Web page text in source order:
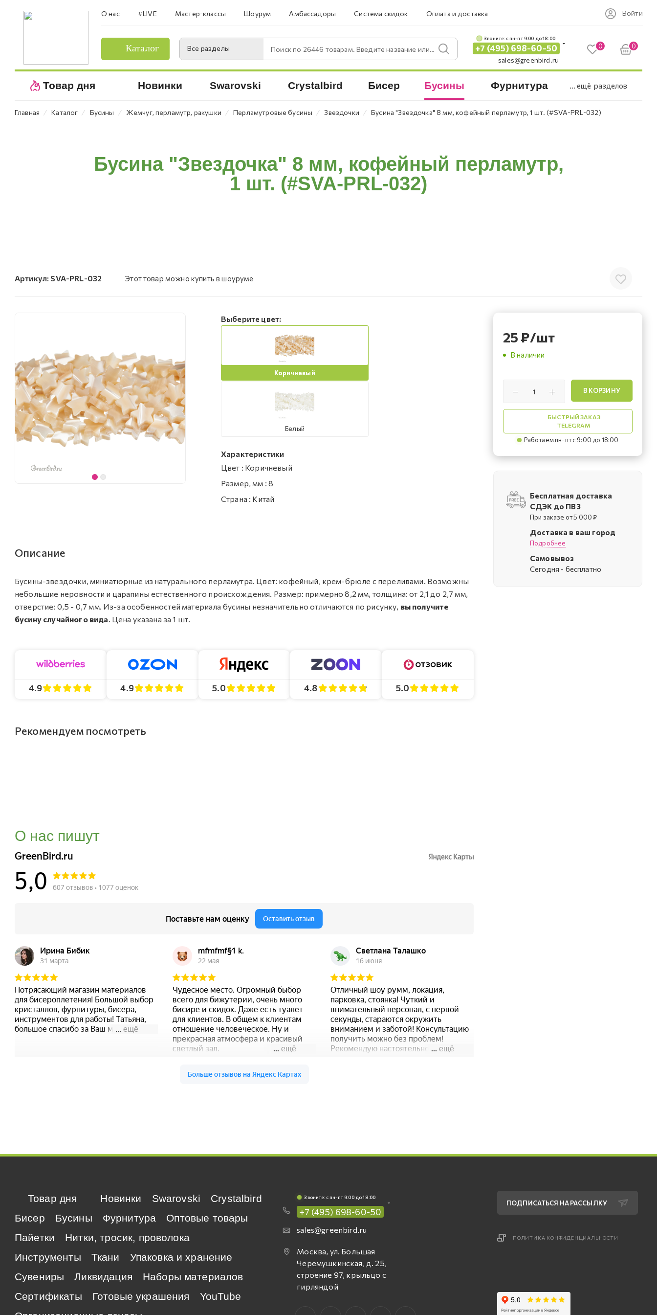
О нас #LIVE Мастер-классы Шоурум Амбассадоры Система скидок Оплата и доставка Войти
Каталог Все разделы Поиск по 26446 товарам. Введите название или артикул.
Звоните: c пн-пт 9:00 до 18:00
+7 (495) 698-60-50
sales@greenbird.ru
0 0
Товар дня Новинки Swarovski Crystalbird Бисер Бусины Фурнитура ... ещё разделов
Главная ⁄ Каталог ⁄ Бусины ⁄ Жемчуг, перламутр, ракушки ⁄ Перламутровые бусины ⁄ Звездочки ⁄ Бусина "Звездочка" 8 мм, кофейный перламутр, 1 шт. (#SVA-PRL-032)
Бусина "Звездочка" 8 мм, кофейный перламутр,
1 шт. (#SVA-PRL-032)
Артикул: SVA-PRL-032 Этот товар можно купить в шоуруме
Выберите цвет:
Коричневый
Белый
Характеристики
Цвет : Коричневый
Размер, мм : 8
Страна : Китай
Описание
Бусины-звездочки, миниатюрные из натурального перламутра. Цвет: кофейный, крем-брюле с переливами. Возможны
небольшие неровности и царапины естественного происхождения. Размер: примерно 8,2 мм, толщина: от 2,1 до 2,7 мм,
отверстие: 0,5 - 0,7 мм. Из-за особенностей материала бусины незначительно отличаются по рисунку, вы получите
бусину случайного вида . Цена указана за 1 шт.
4.9 4.9 5.0 4.8 5.0
Рекомендуем посмотреть
О нас пишут
25₽/шт
В наличии
В КОРЗИНУ
БЫСТРЫЙ ЗАКАЗ
TELEGRAM
Работаем пн-пт с 9:00 до 18:00
Бесплатная доставка
СДЭК до ПВЗ
При заказе от 5 000 ₽
Доставка в ваш город
Подробнее
Самовывоз
Cегодня - бесплатно
Товар дня Новинки Swarovski
Crystalbird
Бисер
Бусины Фурнитура
Оптовые товары
Пайетки
Нитки, тросик, проволока
Инструменты
Ткани
Упаковка и хранение
Сувениры
Ликвидация
Наборы материалов
Сертификаты
Готовые украшения
YouTube
Звоните: c пн-пт 9:00 до 18:00
+7 (495) 698-60-50
sales@greenbird.ru
Москва, ул. Большая
Черемушкинская, д. 25,
строение 97, крыльцо с
гирляндой
ПОДПИСАТЬСЯ НА РАССЫЛКУ
ПОЛИТИКА КОНФИДЕНЦИАЛЬНОСТИ